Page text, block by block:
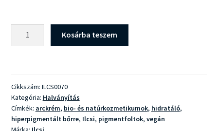
Kosárba teszem
Cikkszám: ILCS0070
Kategória: Halványítás
Címkék: arckrém, bio- és natúrkozmetikumok, hidratáló,
hiperpigmentált bőrre, Ilcsi, pigmentfoltok, vegán